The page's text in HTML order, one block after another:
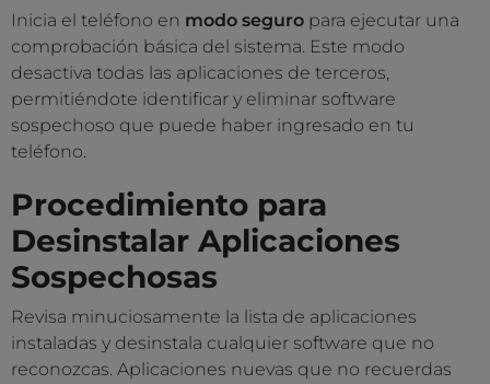
Inicia el teléfono en modo seguro para ejecutar una
comprobación básica del sistema. Este modo
desactiva todas las aplicaciones de terceros,
permitiéndote identificar y eliminar software
sospechoso que puede haber ingresado en tu
teléfono.
Procedimiento para
Desinstalar Aplicaciones
Sospechosas
Revisa minuciosamente la lista de aplicaciones
instaladas y desinstala cualquier software que no
reconozcas. Aplicaciones nuevas que no recuerdas